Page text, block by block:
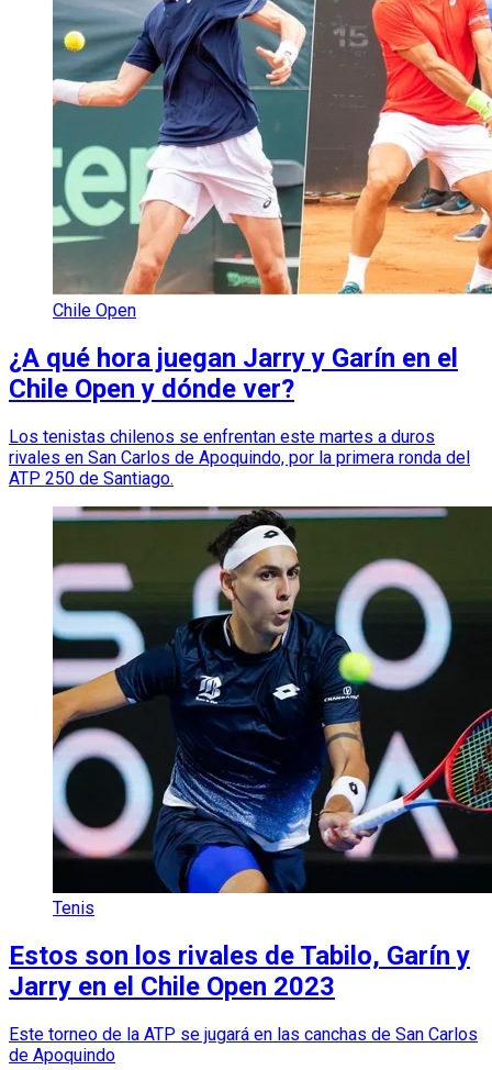
Chile Open
¿A qué hora juegan Jarry y Garín en el
Chile Open y dónde ver?
Los tenistas chilenos se enfrentan este martes a duros
rivales en San Carlos de Apoquindo, por la primera ronda del
ATP 250 de Santiago.
Tenis
Estos son los rivales de Tabilo, Garín y
Jarry en el Chile Open 2023
Este torneo de la ATP se jugará en las canchas de San Carlos
de Apoquindo